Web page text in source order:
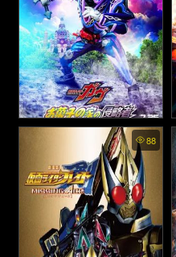
Kamen Rider Gavv: Invaders
of the Candy House - มาสค์
ไรเดอร์กาบุ: ผู้บุกรุกบ้านแห่ง
ขนม (2025)
88